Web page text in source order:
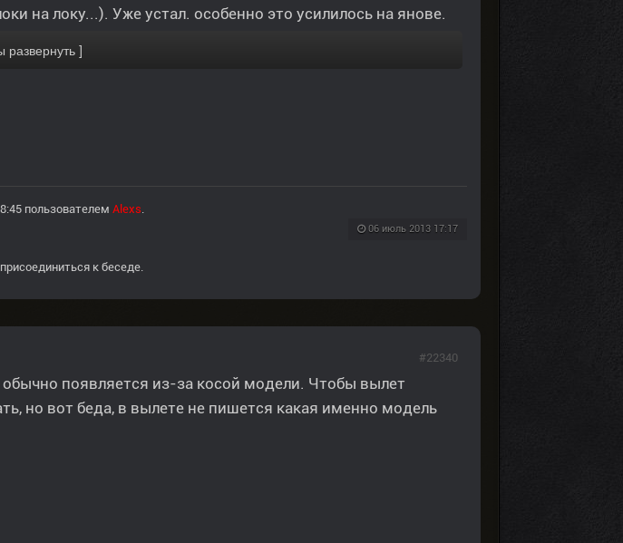
на локу...). Уже устал. особенно это усилилось на янове.
пользователем Alexs.
06 июль 2013 17:17
к беседе.
появляется из-за косой модели. Чтобы вылет
но вот беда, в вылете не пишется какая именно модель
#22340